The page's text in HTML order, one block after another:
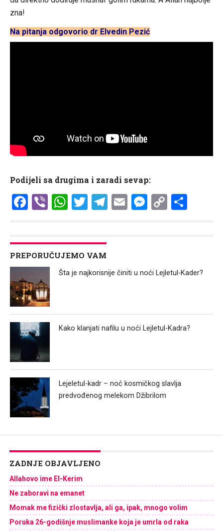
zna!
Na pitanja odgovorio dr Elvedin Pezić
Podijeli sa drugima i zaradi sevap:
Facebook
ViberWhatsApp
Twitter
Telegram
Email Copy
PREPORUČUJEMO VAM
Šta je najkorisnije činiti u noći Lejletul-Kader?
Kako klanjati nafilu u noći Lejletul-Kadra?
Lejeletul-kadr – noć kosmičkog slavlja
predvođenog melekom Džibrilom
ZADNJE OBJAVLJENO
Allahovo ime El-Kerim
Ne zaboravi na emanet
Momak me fizički zlostavlja, ali ga, ipak, mnogo volim
Poruka 26-godišnje muslimanke koja je umrla od raka